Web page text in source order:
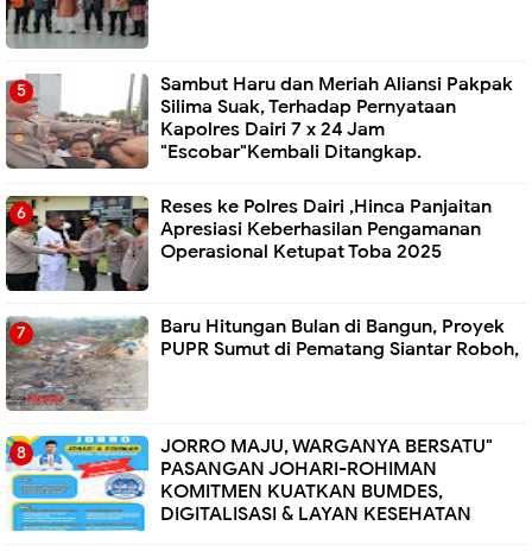
Sambut Haru dan Meriah Aliansi Pakpak
Silima Suak, Terhadap Pernyataan
Kapolres Dairi 7 x 24 Jam
"Escobar"Kembali Ditangkap.
Reses ke Polres Dairi ,Hinca Panjaitan
Apresiasi Keberhasilan Pengamanan
Operasional Ketupat Toba 2025
Baru Hitungan Bulan di Bangun, Proyek
PUPR Sumut di Pematang Siantar Roboh,
JORRO MAJU, WARGANYA BERSATU"
PASANGAN JOHARI-ROHIMAN
KOMITMEN KUATKAN BUMDES,
DIGITALISASI & LAYAN KESEHATAN